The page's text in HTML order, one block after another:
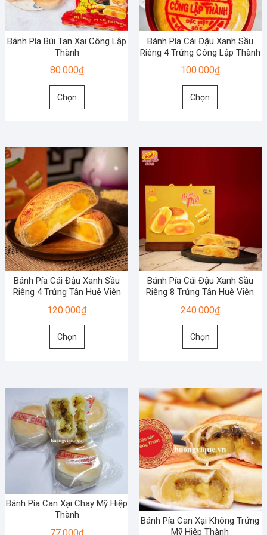
thể
được
chọn
sản
thể
được
chọn
trên
trang
sản
Bánh Pía Bùi Tan Xại Công Lập
Thành
80.000₫
Chọn
Sản
nhiều
biến
thể.
Các
tùy
chọn
có
thể
được
chọn
trên
sản
Bánh Pía Cái Đậu Xanh Sầu
Riêng 4 Trứng Công Lập Thành
100.000₫
Chọn
Sản
nhiều
có
thể
được
chọn
trên
sản
Bánh Pía Cái Đậu Xanh Sầu
Riêng 4 Trứng Tân Huê Viên
120.000₫
Chọn
Sản
nhiều
biến
thể.
Các
tùy
chọn
có
thể
được
trên
Bánh Pía Cái Đậu Xanh Sầu
Riêng 8 Trứng Tân Huê Viên
240.000₫
Chọn
nhiều
biến
thể.
Các
tùy
chọn
có
thể
được
chọn
trên
Bánh Pía Can Xại Chay Mỹ Hiệp
Thành
77.000₫
Bánh Pía Can Xại Không Trứng
Mỹ Hiệp Thành